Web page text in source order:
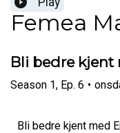
Femea
Bli bedre kjent
Season 1, Ep. 6 •
Bli bedre kjent med